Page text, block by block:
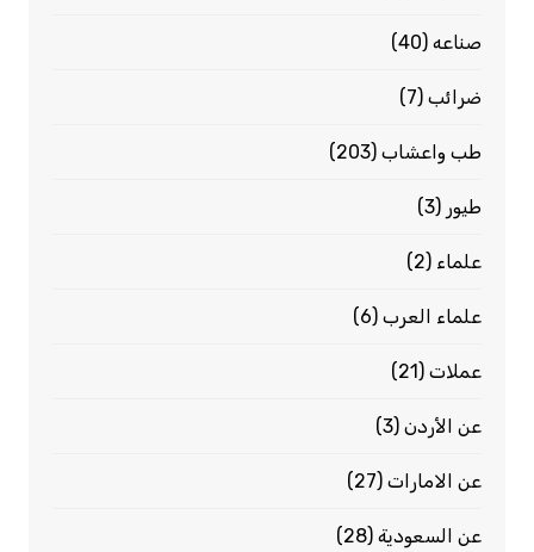
صناعه(40)
ضرائب(7)
طب واعشاب(203)
طيور (3)
علماء (2)
علماء العرب(6)
عملات(21)
عن الأردن(3)
عن الامارات(27)
عن السعودية(28)